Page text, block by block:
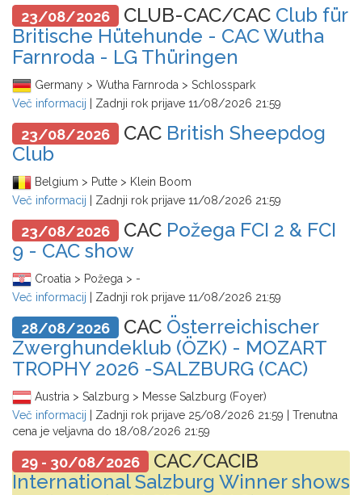
23/08/2026 CLUB-CAC/CAC Club für
Britische Hütehunde - CAC Wutha
Farnroda - LG Thüringen
Germany > Wutha Farnroda > Schlosspark
Več informacij
| Zadnji rok prijave 11/08/2026 21:59
23/08/2026 CAC British Sheepdog
Club
Belgium > Putte > Klein Boom
Več informacij
| Zadnji rok prijave 11/08/2026 21:59
23/08/2026 CAC Požega FCI 2 & FCI
9 - CAC show
Croatia > Požega > -
Več informacij
| Zadnji rok prijave 11/08/2026 21:59
28/08/2026 CAC Österreichischer
Zwerghundeklub (ÖZK) - MOZART
TROPHY 2026 -SALZBURG (CAC)
Austria > Salzburg > Messe Salzburg (Foyer)
Več informacij
| Zadnji rok prijave 25/08/2026 21:59
| Trenutna
cena je veljavna do 18/08/2026 21:59
29 - 30/08/2026 CAC/CACIB
International Salzburg Winner shows